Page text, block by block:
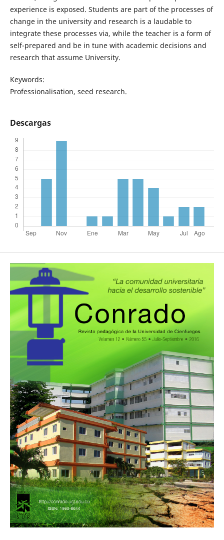
experience is exposed. Students are part of the processes of
change in the university and research is a laudable to
integrate these processes via, while the teacher is a form of
self-prepared and be in tune with academic decisions and
research that assume University.
Keywords:
Professionalisation, seed research.
Descargas